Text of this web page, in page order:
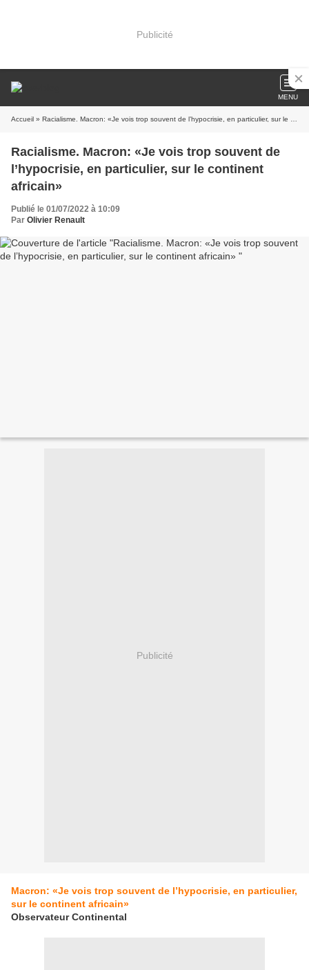
Publicité
MENU
Accueil » Racialisme. Macron: «Je vois trop souvent de l’hypocrisie, en particulier, sur le continent africain»
Racialisme. Macron: «Je vois trop souvent de
l’hypocrisie, en particulier, sur le continent
africain»
Publié le 01/07/2022 à 10:09
Par Olivier Renault
Publicité
Macron: «Je vois trop souvent de l’hypocrisie, en particulier,
sur le continent africain»
Observateur Continental